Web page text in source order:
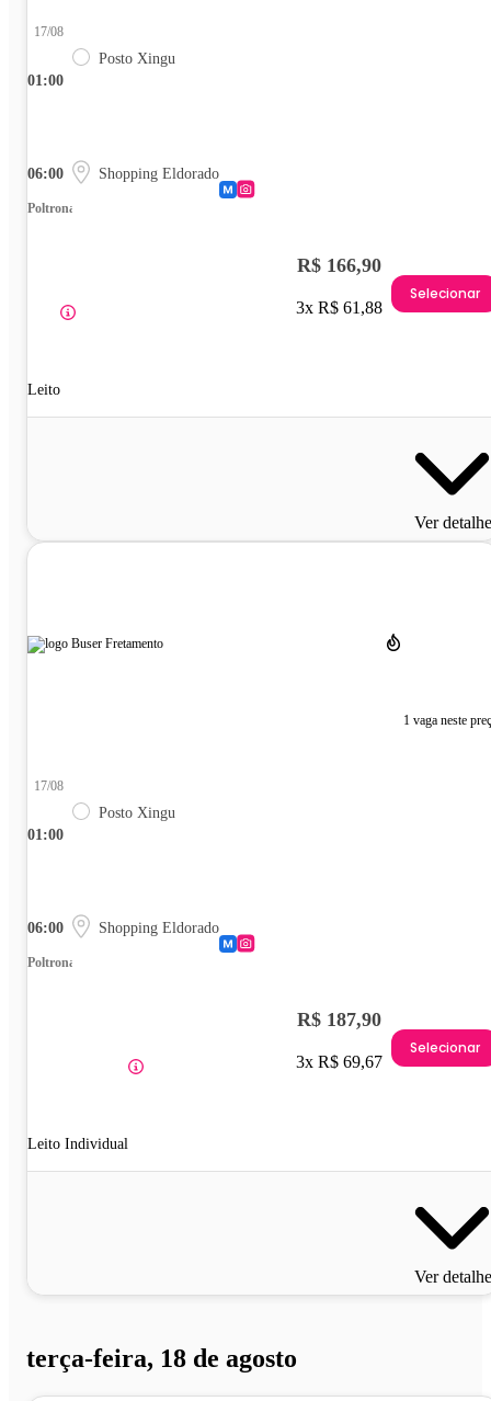
01:00
17/08
Posto Xingu
06:00 Shopping Eldorado
Poltrona
Leito
R$ 166,90
3x R$ 61,88
Selecionar
Ver
1 vaga neste
01:00
17/08
Posto Xingu
06:00 Shopping Eldorado
Poltrona
Leito Individual
R$ 187,90
3x R$ 69,67
Selecionar
Ver
terça-feira, 18 de agosto